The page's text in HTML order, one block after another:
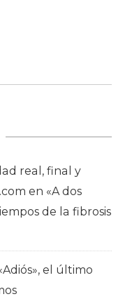
real, final y
en «A dos
de la fibrosis
el último